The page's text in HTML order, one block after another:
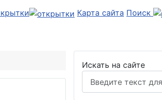
Карта сайта Поиск
Искать на сайте